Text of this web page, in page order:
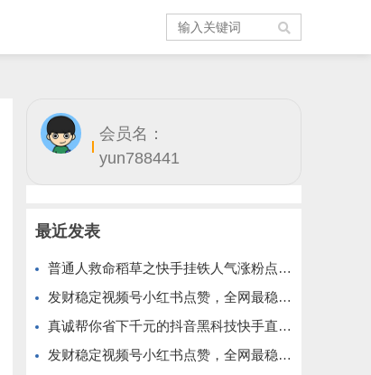
会员名：
yun788441
最近发表
普通人救命稻草之快手挂铁人气涨粉点赞抖音黑科技云端商城免费公布
发财稳定视频号小红书点赞，全网最稳定绿色的项目，小红书启动
真诚帮你省下千元的抖音黑科技快手直播间人气涨粉点赞云端商城免费送
发财稳定视频号小红书点赞，全网最稳定绿色的项目，全网一起推